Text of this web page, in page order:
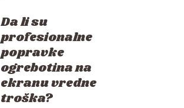
Da li su
profesionalne
popravke
ogrebotina na
ekranu vredne
troška?